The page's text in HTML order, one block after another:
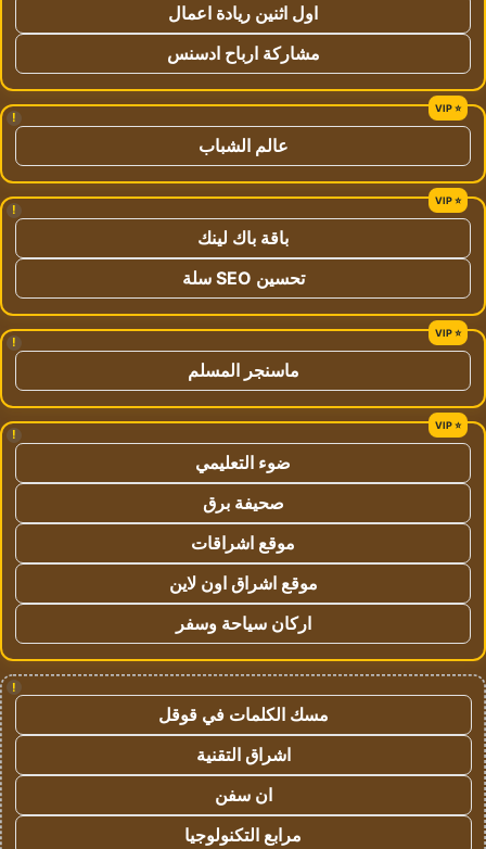
اول اثنين ريادة اعمال
مشاركة ارباح ادسنس
!
عالم الشباب
!
باقة باك لينك
تحسين SEO سلة
!
ماسنجر المسلم
!
ضوء التعليمي
صحيفة برق
موقع اشراقات
موقع اشراق اون لاين
اركان سياحة وسفر
!
مسك الكلمات في قوقل
اشراق التقنية
ان سفن
مرابع التكنولوجيا